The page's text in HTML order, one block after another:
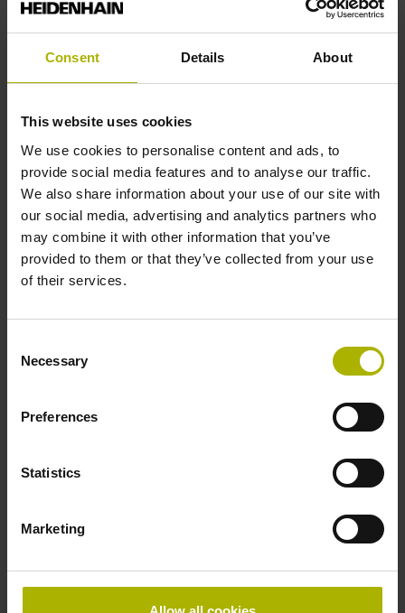
Consent Details About
This website uses cookies
We use cookies to personalise content and ads, to
provide social media features and to analyse our traffic.
We also share information about your use of our site with
our social media, advertising and analytics partners who
may combine it with other information that you’ve
provided to them or that they’ve collected from your use
of their services.
Selection
Necessary
Preferences
Statistics
Marketing
Weitere Referenzmarken
keine
Referenzimpulsbreite
Max. Abtastfrequenz
Störungssignal
Spannungsversorgung